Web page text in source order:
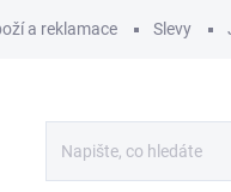
a reklamace Slevy